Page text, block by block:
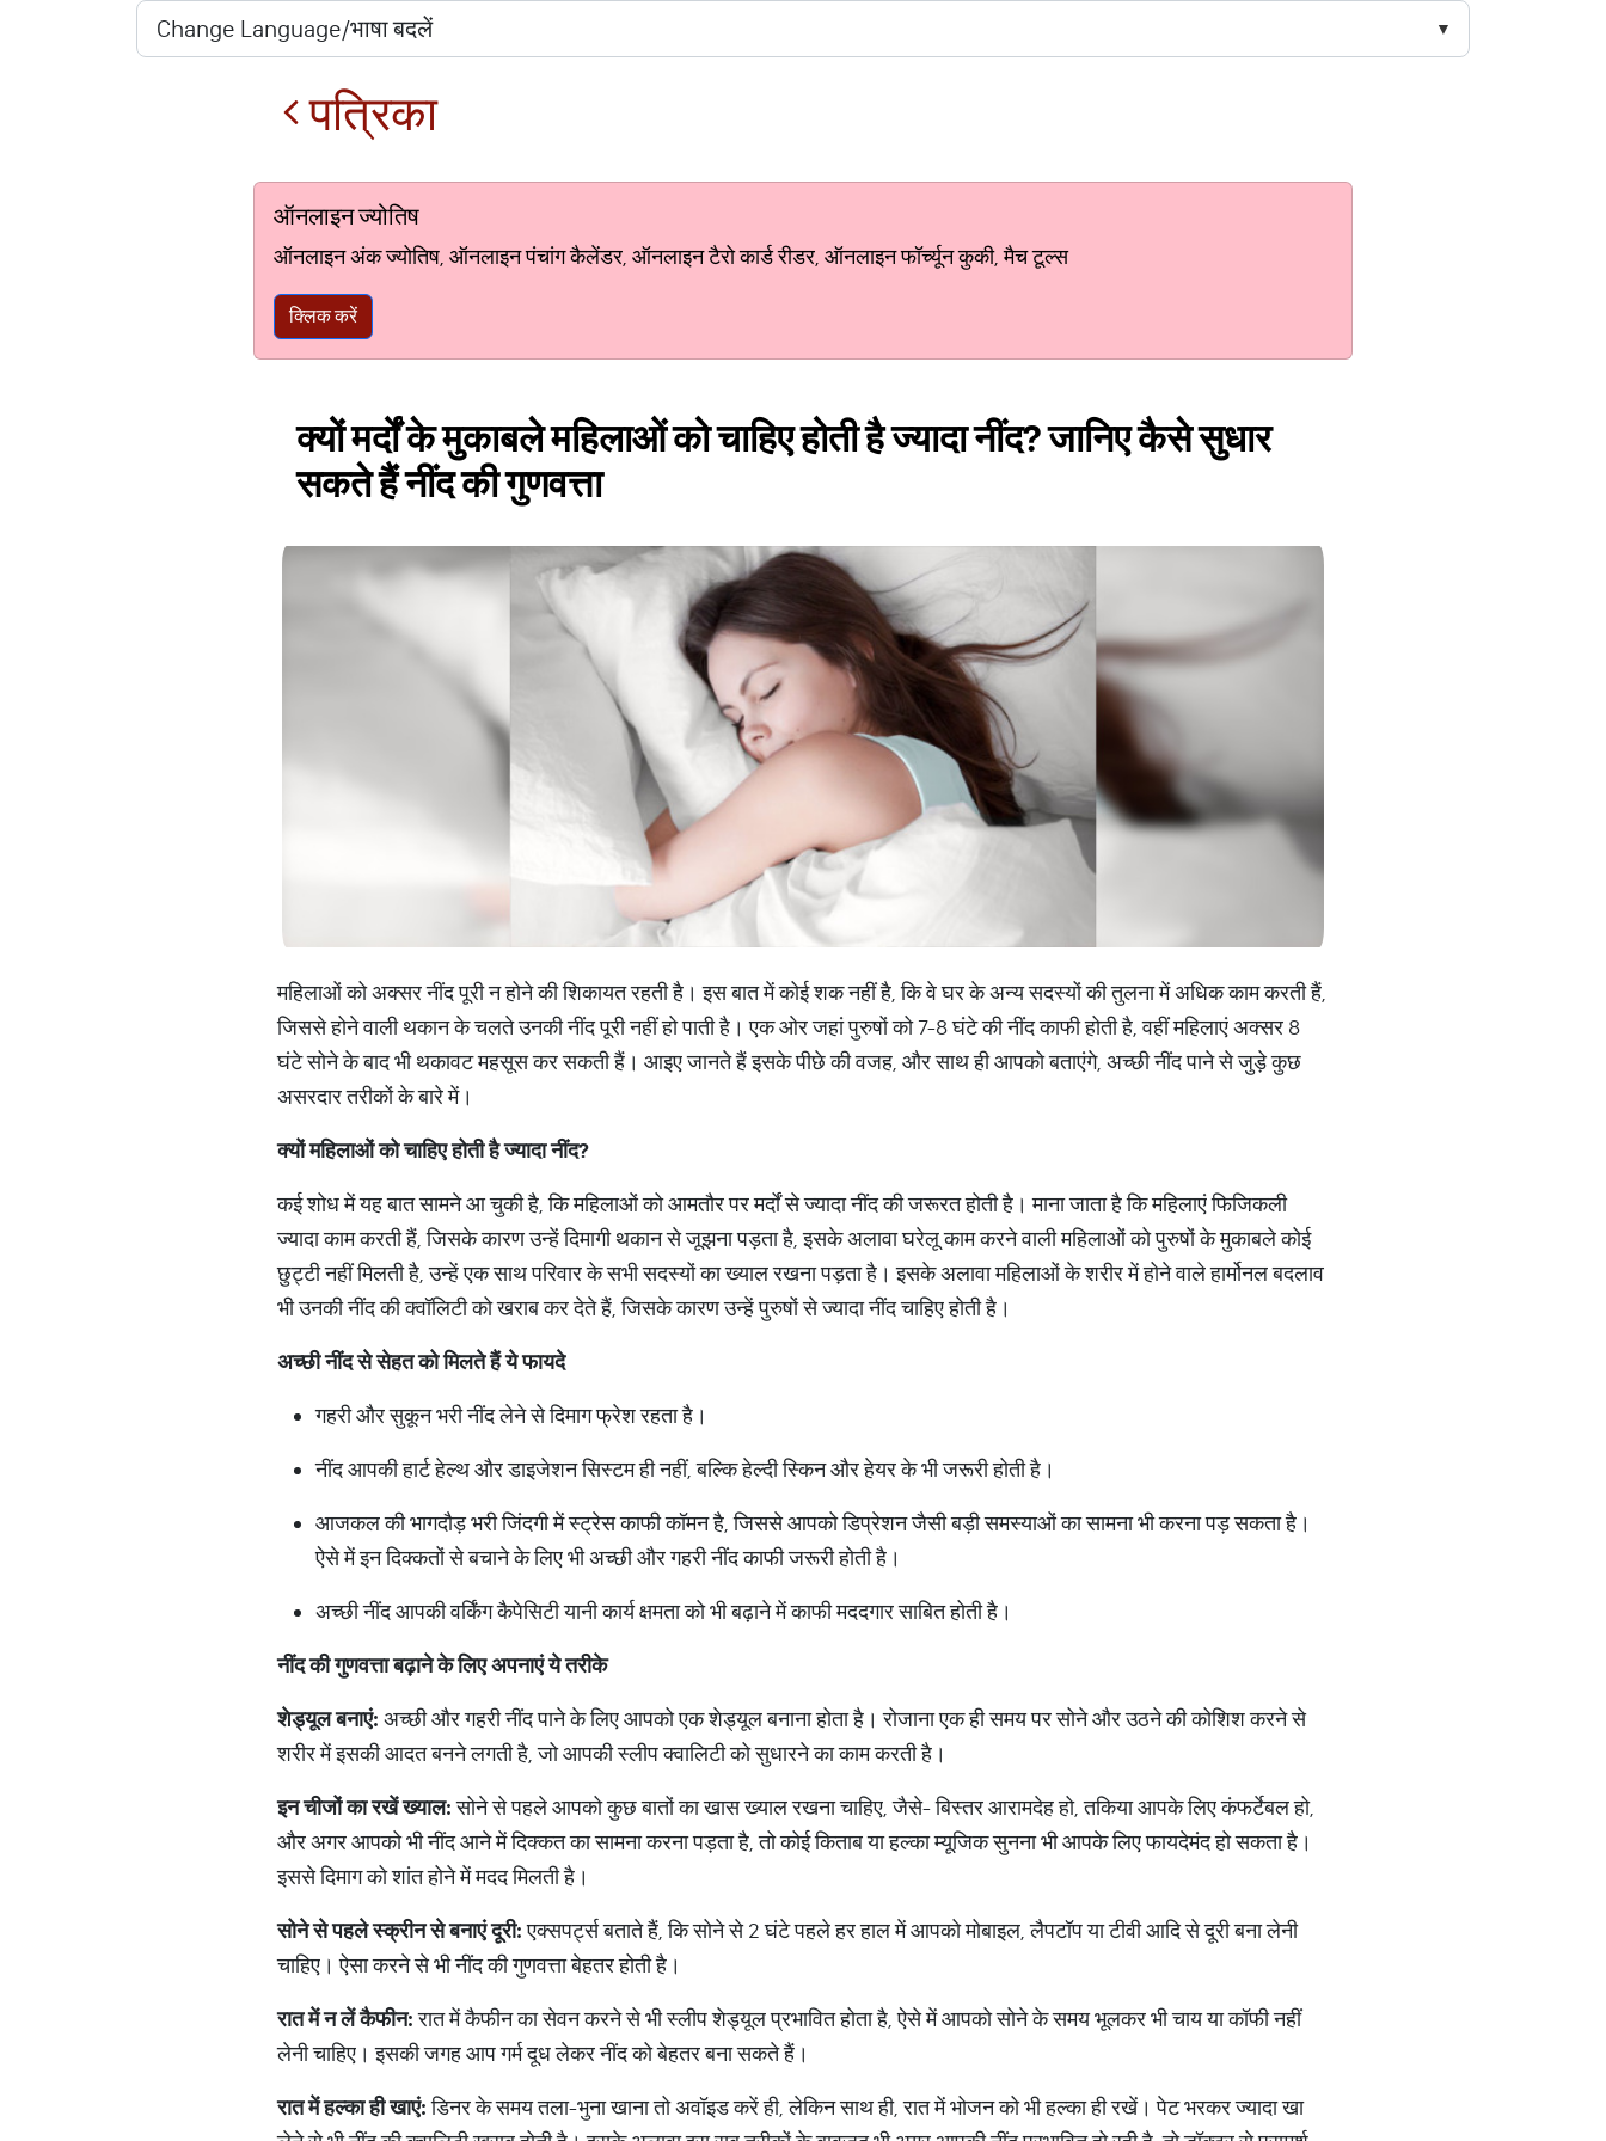
पत्रिका
ऑनलाइन ज्योतिष
ऑनलाइन अंक ज्योतिष, ऑनलाइन पंचांग कैलेंडर, ऑनलाइन टैरो कार्ड रीडर, ऑनलाइन फॉर्च्यून कुकी, मैच टूल्स
क्लिक करें
क्यों मर्दों के मुकाबले महिलाओं को चाहिए होती है ज्यादा नींद? जानिए कैसे सुधार
सकते हैं नींद की गुणवत्ता
महिलाओं को अक्सर नींद पूरी न होने की शिकायत रहती है। इस बात में कोई शक नहीं है, कि वे घर के अन्य सदस्यों की तुलना में अधिक काम करती हैं,
जिससे होने वाली थकान के चलते उनकी नींद पूरी नहीं हो पाती है। एक ओर जहां पुरुषों को 7-8 घंटे की नींद काफी होती है, वहीं महिलाएं अक्सर 8
घंटे सोने के बाद भी थकावट महसूस कर सकती हैं। आइए जानते हैं इसके पीछे की वजह, और साथ ही आपको बताएंगे, अच्छी नींद पाने से जुड़े कुछ
असरदार तरीकों के बारे में।
क्यों महिलाओं को चाहिए होती है ज्यादा नींद?
कई शोध में यह बात सामने आ चुकी है, कि महिलाओं को आमतौर पर मर्दों से ज्यादा नींद की जरूरत होती है। माना जाता है कि महिलाएं फिजिकली
ज्यादा काम करती हैं, जिसके कारण उन्हें दिमागी थकान से जूझना पड़ता है, इसके अलावा घरेलू काम करने वाली महिलाओं को पुरुषों के मुकाबले कोई
छुट्टी नहीं मिलती है, उन्हें एक साथ परिवार के सभी सदस्यों का ख्याल रखना पड़ता है। इसके अलावा महिलाओं के शरीर में होने वाले हार्मोनल बदलाव
भी उनकी नींद की क्वॉलिटी को खराब कर देते हैं, जिसके कारण उन्हें पुरुषों से ज्यादा नींद चाहिए होती है।
अच्छी नींद से सेहत को मिलते हैं ये फायदे
गहरी और सुकून भरी नींद लेने से दिमाग फ्रेश रहता है।
नींद आपकी हार्ट हेल्थ और डाइजेशन सिस्टम ही नहीं, बल्कि हेल्दी स्किन और हेयर के भी जरूरी होती है।
आजकल की भागदौड़ भरी जिंदगी में स्ट्रेस काफी कॉमन है, जिससे आपको डिप्रेशन जैसी बड़ी समस्याओं का सामना भी करना पड़ सकता है।
ऐसे में इन दिक्कतों से बचाने के लिए भी अच्छी और गहरी नींद काफी जरूरी होती है।
अच्छी नींद आपकी वर्किंग कैपेसिटी यानी कार्य क्षमता को भी बढ़ाने में काफी मददगार साबित होती है।
नींद की गुणवत्ता बढ़ाने के लिए अपनाएं ये तरीके
शेड्यूलबनाएं: अच्छी और गहरी नींद पाने के लिए आपको एक शेड्यूल बनाना होता है। रोजाना एक ही समय पर सोने और उठने की कोशिश करने से
शरीर में इसकी आदत बनने लगती है, जो आपकी स्लीप क्वालिटी को सुधारने का काम करती है।
इनचीजोंकारखेंख्याल:सोने से पहले आपको कुछ बातों का खास ख्याल रखना चाहिए, जैसे- बिस्तर आरामदेह हो, तकिया आपके लिए कंफर्टेबल हो,
और अगर आपको भी नींद आने में दिक्कत का सामना करना पड़ता है, तो कोई किताब या हल्का म्यूजिक सुनना भी आपके लिए फायदेमंद हो सकता है।
इससे दिमाग को शांत होने में मदद मिलती है।
सोनेसेपहलेस्क्रीनसेबनाएंदूरी:एक्सपर्ट्स बताते हैं, कि सोने से 2 घंटे पहले हर हाल में आपको मोबाइल, लैपटॉप या टीवी आदि से दूरी बना लेनी
चाहिए। ऐसा करने से भी नींद की गुणवत्ता बेहतर होती है।
रातमेंनलेंकैफीन:रात में कैफीन का सेवन करने से भी स्लीप शेड्यूल प्रभावित होता है, ऐसे में आपको सोने के समय भूलकर भी चाय या कॉफी नहीं
लेनी चाहिए। इसकी जगह आप गर्म दूध लेकर नींद को बेहतर बना सकते हैं।
रातमेंहल्काहीखाएं:डिनर के समय तला-भुना खाना तो अवॉइड करें ही, लेकिन साथ ही, रात में भोजन को भी हल्का ही रखें। पेट भरकर ज्यादा खा